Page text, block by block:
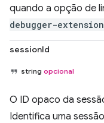
quando a opção de
debugger-
sessionId
string opcional
O ID opaco da
Identifica uma